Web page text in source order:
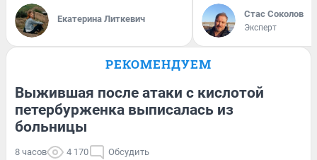
Екатерина Литкевич Стас Соколов
Эксперт
РЕКОМЕНДУЕМ
Выжившая после атаки с кислотой
петербурженка выписалась из
больницы
8 часов 4 170 Обсудить